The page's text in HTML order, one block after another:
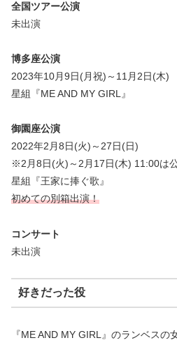
全国ツアー公演
未出演
博多座公演
2023年10月9日(月祝)～11月2日(木)
星組『ME AND MY GIRL』
御園座公演
2022年2月8日(火)～27日(日)
※2月8日(火)～2月17日(木) 11:00は
星組『王家に捧ぐ歌』
初めての別箱出演！
コンサート
未出演
好きだった役
『ME AND MY GIRL』のランベスの